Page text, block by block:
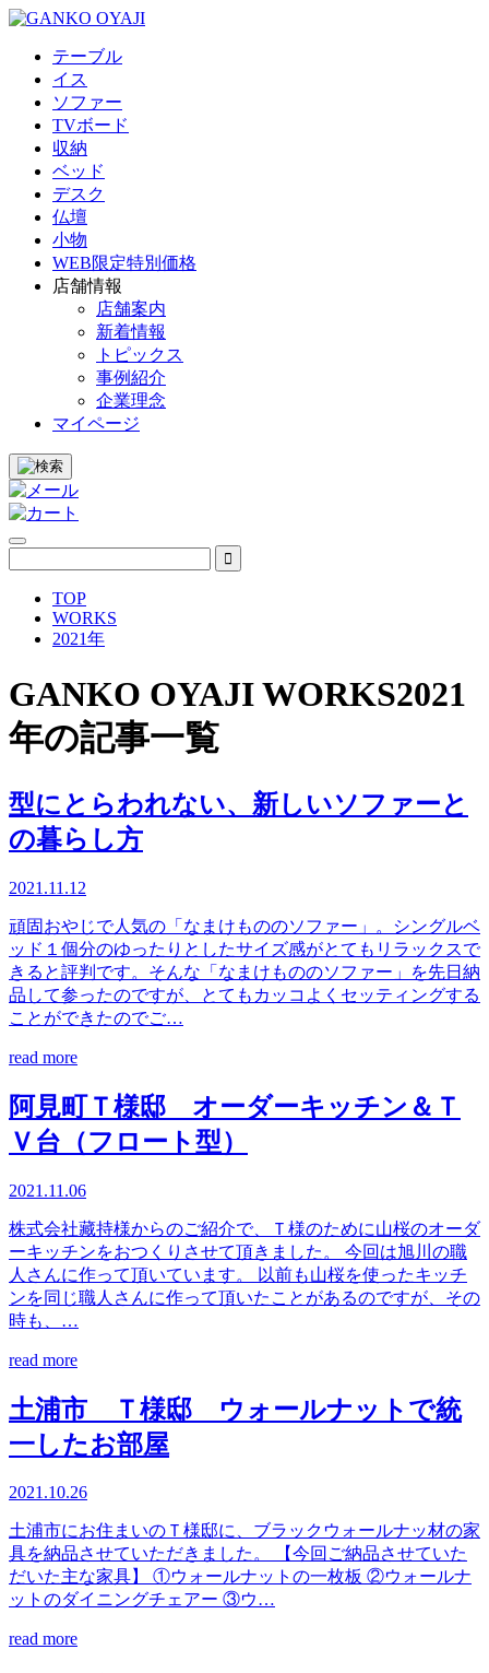
テーブル
イス
ソファー
TVボード
収納
ベッド
デスク
仏壇
小物
WEB限定特別価格
店舗情報
店舗案内
新着情報
トピックス
事例紹介
企業理念
マイページ
TOP
WORKS
2021年
GANKO OYAJI WORKS2021
年の記事一覧
型にとらわれない、新しいソファーと
の暮らし方
2021.11.12
頑固おやじで人気の「なまけもののソファー」。シングルベ
ッド１個分のゆったりとしたサイズ感がとてもリラックスで
きると評判です。そんな「なまけもののソファー」を先日納
品して参ったのですが、とてもカッコよくセッティングする
ことができたのでご…
read more
阿見町Ｔ様邸 オーダーキッチン＆Ｔ
Ｖ台（フロート型）
2021.11.06
株式会社藏持様からのご紹介で、Ｔ様のために山桜のオーダ
ーキッチンをおつくりさせて頂きました。 今回は旭川の職
人さんに作って頂いています。 以前も山桜を使ったキッチ
ンを同じ職人さんに作って頂いたことがあるのですが、その
時も、…
read more
土浦市 Ｔ様邸 ウォールナットで統
一したお部屋
2021.10.26
土浦市にお住まいのＴ様邸に、ブラックウォールナッ材の家
具を納品させていただきました。 【今回ご納品させていた
だいた主な家具】 ①ウォールナットの一枚板 ②ウォールナ
ットのダイニングチェアー ③ウ…
read more